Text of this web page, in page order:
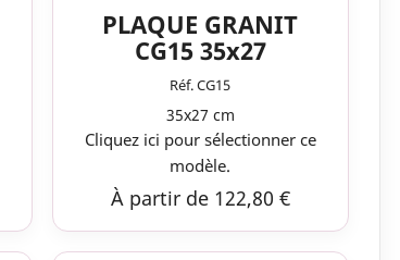
PLAQUE GRANIT
CG15 35x27
Réf. CG15
35x27 cm
Cliquez ici pour sélectionner ce
modèle.
À partir de 122,80 €